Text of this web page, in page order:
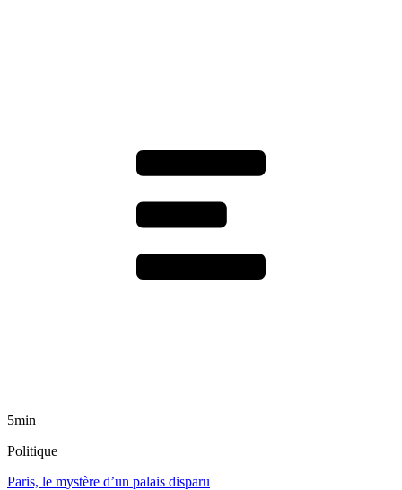
5min
Politique
Paris, le mystère d’un palais disparu